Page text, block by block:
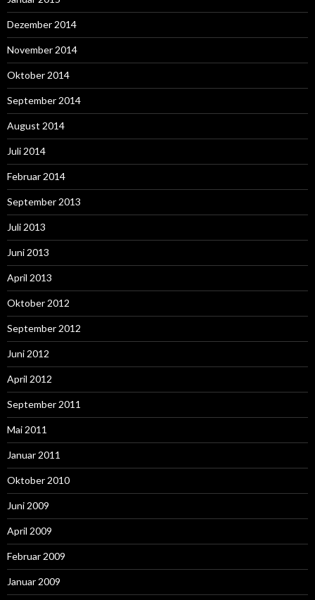
Dezember 2014
November 2014
Oktober 2014
September 2014
August 2014
Juli 2014
Februar 2014
September 2013
Juli 2013
Juni 2013
April 2013
Oktober 2012
September 2012
Juni 2012
April 2012
September 2011
Mai 2011
Januar 2011
Oktober 2010
Juni 2009
April 2009
Februar 2009
Januar 2009